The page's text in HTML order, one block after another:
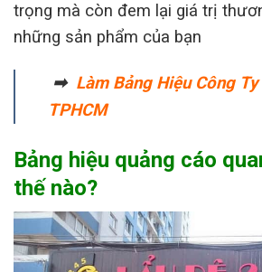
trọng mà còn đem lại giá trị
những sản phẩm của bạn
➡ Làm Bảng Hiệu Công
TPHCM
Bảng hiệu quảng cáo
thế nào?